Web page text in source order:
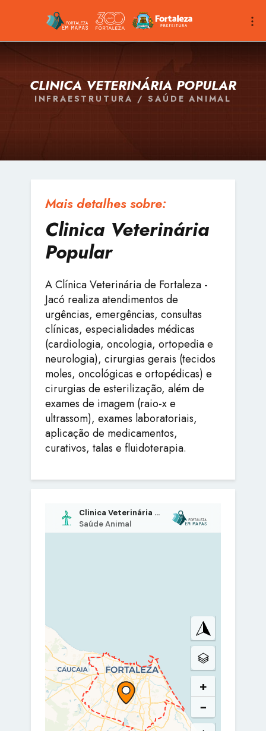
CLINICA VETERINÁRIA POPULAR
INFRAESTRUTURA / SAÚDE ANIMAL
Mais detalhes sobre:
Clinica Veterinária
Popular
A Clínica Veterinária de Fortaleza -
Jacó realiza atendimentos de
urgências, emergências, consultas
clínicas, especialidades médicas
(cardiologia, oncologia, ortopedia e
neurologia), cirurgias gerais (tecidos
moles, oncológicas e ortopédicas) e
cirurgias de esterilização, além de
exames de imagem (raio-x e
ultrassom), exames laboratoriais,
aplicação de medicamentos,
curativos, talas e fluidoterapia.